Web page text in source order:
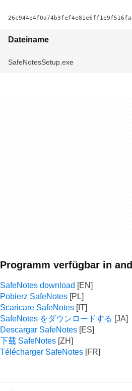
Dateiname
SafeNotesSetup.exe
Programm verfügbar in
SafeNotes download
Pobierz SafeNotes
Scaricare SafeNotes
SafeNotes をダウンロードする
Descargar SafeNotes
下载 SafeNotes
Télécharger SafeNotes